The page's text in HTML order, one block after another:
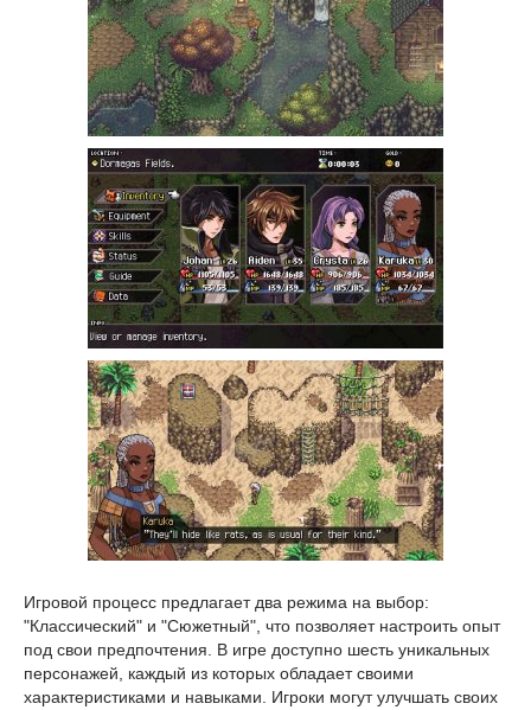
Игровой процесс предлагает два режима на выбор:
"Классический" и "Сюжетный", что позволяет настроить опыт
под свои предпочтения. В игре доступно шесть уникальных
персонажей, каждый из которых обладает своими
характеристиками и навыками. Игроки могут улучшать своих